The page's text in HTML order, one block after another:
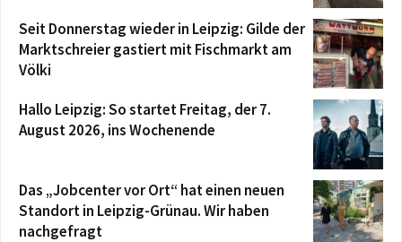
Seit Donnerstag wieder in Leipzig: Gilde der
Marktschreier gastiert mit Fischmarkt am
Völki
Hallo Leipzig: So startet Freitag, der 7.
August 2026, ins Wochenende
Das „Jobcenter vor Ort“ hat einen neuen
Standort in Leipzig-Grünau. Wir haben
nachgefragt